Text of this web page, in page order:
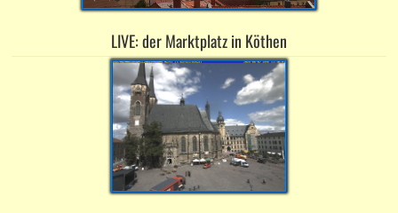
LIVE: der Marktplatz in Köthen